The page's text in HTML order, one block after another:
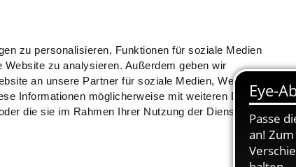
zu personalisieren, Funktionen für soziale Medien
zu analysieren. Außerdem geben wir
an unsere Partner für soziale Medien, Werbung
Informationen möglicherweise mit weiteren Daten
die sie im Rahmen Ihrer Nutzung der Dienste